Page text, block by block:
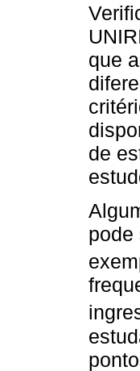
que
de
pode